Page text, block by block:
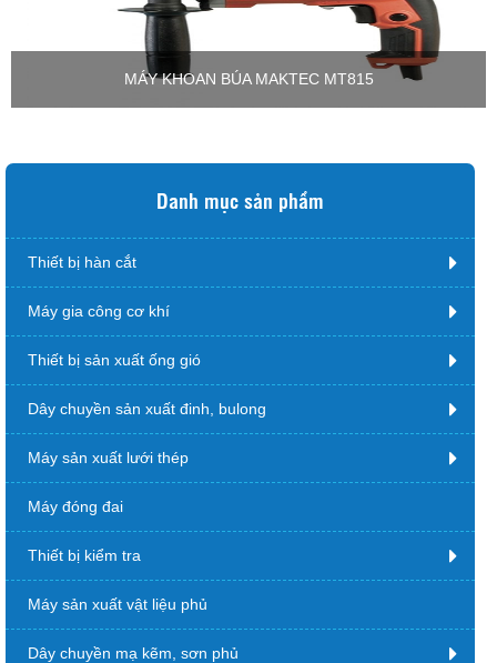
MÁY KHOAN BÚA MAKTEC MT815
Danh mục sản phẩm
Thiết bị hàn cắt
Máy gia công cơ khí
Thiết bị sản xuất ống gió
Dây chuyền sản xuất đinh, bulong
Máy sản xuất lưới thép
Máy đóng đai
Thiết bị kiểm tra
Máy sản xuất vật liệu phủ
Dây chuyền mạ kẽm, sơn phủ